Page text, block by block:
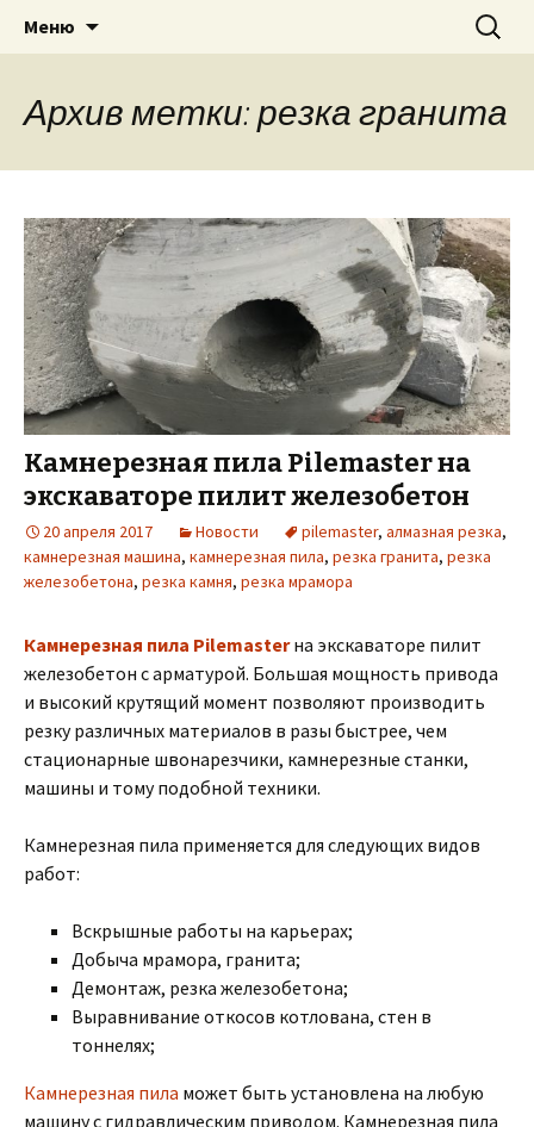
«PILEMASTER» Навесное
оборудование
Для экскаватора: гидробур, землесос,
сваерезка, вибротрамбовка,
стенорезная машина
Меню Найти:
Архив метки: резка гранита
Камнерезная пила Pilemaster на
экскаваторе пилит железобетон
20 апреля 2017 Новости pilemaster, алмазная резка,
камнерезная машина, камнерезная пила, резка гранита, резка
железобетона, резка камня, резка мрамора
Камнерезная пила Pilemasterна экскаваторе пилит
железобетон с арматурой. Большая мощность привода
и высокий крутящий момент позволяют производить
резку различных материалов в разы быстрее, чем
стационарные швонарезчики, камнерезные станки,
машины и тому подобной техники.
Камнерезная пила применяется для следующих видов
работ:
Вскрышные работы на карьерах;
Добыча мрамора, гранита;
Демонтаж, резка железобетона;
Выравнивание откосов котлована, стен в
тоннелях;
Камнерезная пила может быть установлена на любую
машину с гидравлическим приводом. Камнерезная пила